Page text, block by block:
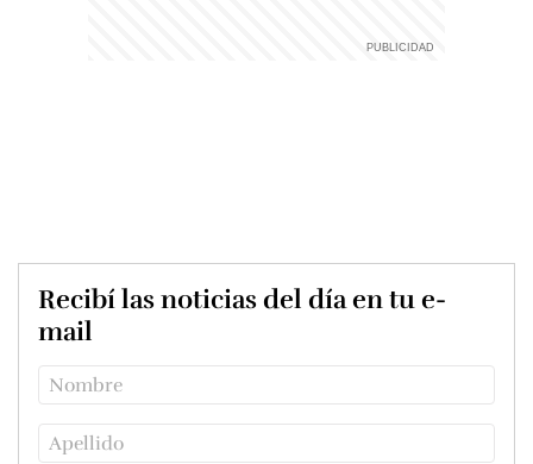
Recibí las noticias del día en tu e-
mail